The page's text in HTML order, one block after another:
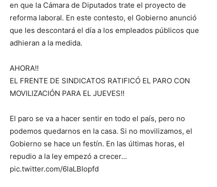
en que la Cámara de Diputados trate el proyecto de
reforma laboral. En este contesto, el Gobierno anunció
que les descontará el día a los empleados públicos que
adhieran a la medida.
AHORA!!
EL FRENTE DE SINDICATOS RATIFICÓ EL PARO CON
MOVILIZACIÓN PARA EL JUEVES!!
El paro se va a hacer sentir en todo el país, pero no
podemos quedarnos en la casa. Si no movilizamos, el
Gobierno se hace un festín. En las últimas horas, el
repudio a la ley empezó a crecer…
pic.twitter.com/6laLBIopfd